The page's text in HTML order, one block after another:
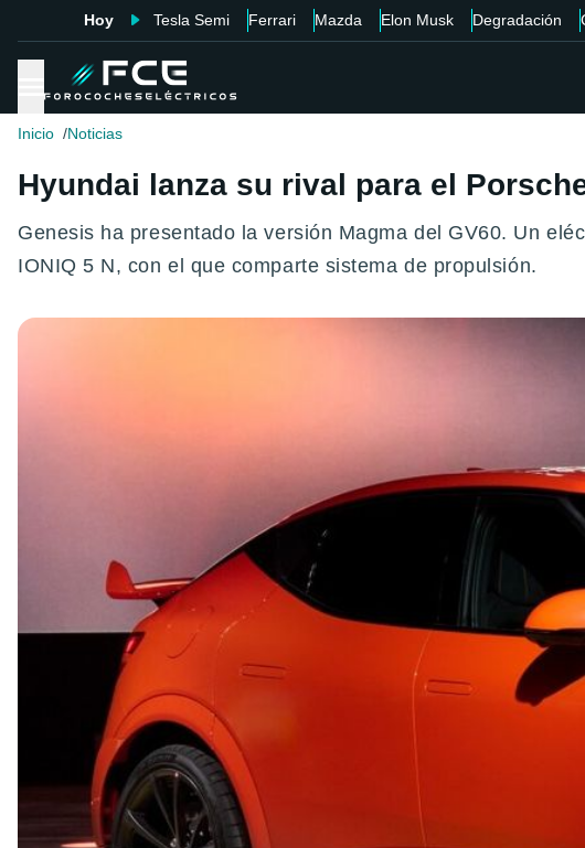
Hoy Tesla Semi Ferrari Mazda Elon Musk Degradación
Inicio Noticias
Hyundai lanza su rival para el
Genesis ha presentado la versión Magma del GV60. Un
IONIQ 5 N, con el que comparte sistema de propulsión.